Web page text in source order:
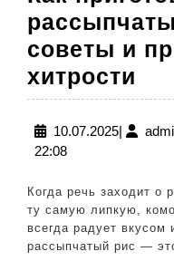
советы и
хитрости
и
10.07.2025|
22:08
Когда речь заходит о
ту самую липкую,
всегда радует вкусом
рассыпчатый рис —